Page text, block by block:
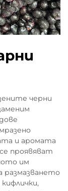
черни
и аромата
проявяват
им